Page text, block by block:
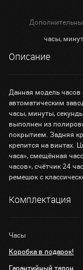
часы,
Описание
Данная модель
автоматическим
часы, минуты,
выполнен из
покрытием. Задняя
крепится на винтах.
часа», смещённая
часов», счётчик 24
ремешок с
Комплектация
Часы
Коробка в подарок!
Гарантийный талон